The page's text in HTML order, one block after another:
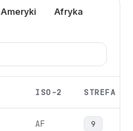
Ameryki
Afryka
ISO-2 STREFA
AF 9